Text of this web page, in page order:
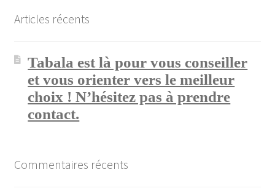
Articles récents
Tabala est là pour vous conseiller
et vous orienter vers le meilleur
choix ! N’hésitez pas à prendre
contact.
Commentaires récents